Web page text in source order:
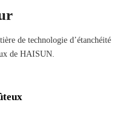
de technologie d’étanchéité
de HAISUN.